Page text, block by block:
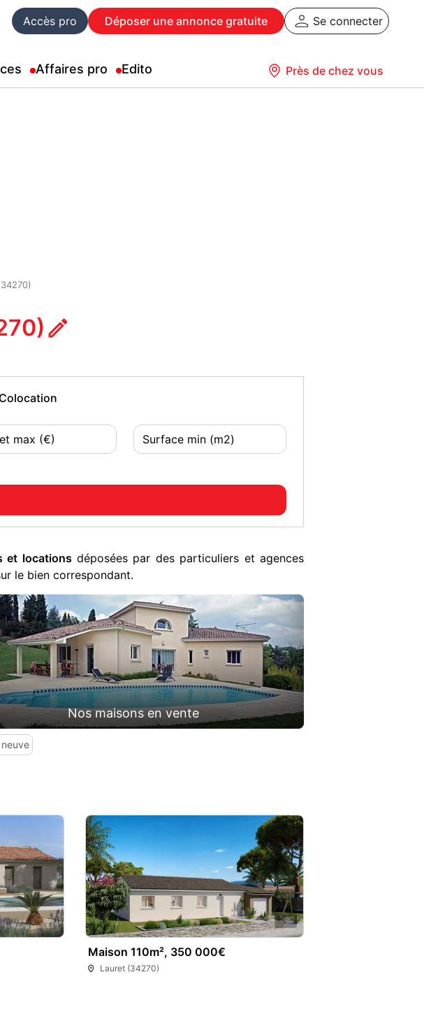
Accès pro Déposer une annonce gratuite Se connecter
Affaires pro Edito Près de chez vous
Colocation
et locations déposées par des particuliers et agences
le bien correspondant.
Nos maisons en vente
Maison 110m², 350 000€
Lauret (34270)